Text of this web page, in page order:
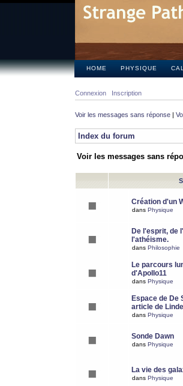
HOME PHYSIQUE
Connexion Inscription
Voir les messages sans réponse |
Index du forum
Voir les messages sans
Création d'un
dans Physique
De l'esprit, de
l'athéisme.
dans Philosophie
Le parcours
d'Apollo11
dans Physique
Espace de De
article de
dans Physique
Sonde Dawn
dans Physique
La vie des
dans Physique